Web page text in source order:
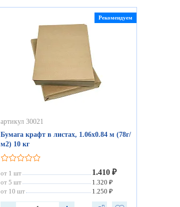
Рекомендуем
артикул 30021
Бумага крафт в листах, 1.06х0.84 м (78г/
м2) 10 кг
от 1 шт 1.410 ₽
от 5 шт
1.320 ₽
от 10 шт
1.250 ₽